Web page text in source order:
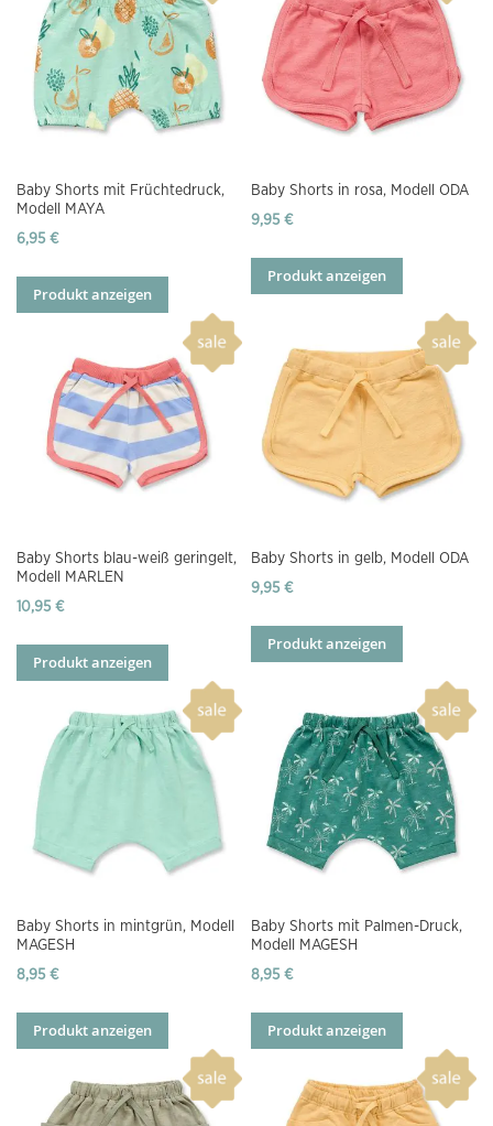
Baby Shorts mit Früchtedruck,
Modell MAYA
6,95 €
Produkt anzeigen
Baby Shorts in rosa, Modell ODA
9,95 €
Produkt anzeigen
Baby Shorts blau-weiß geringelt,
Modell MARLEN
10,95 €
Produkt anzeigen
Baby Shorts in gelb, Modell ODA
9,95 €
Produkt anzeigen
Baby Shorts in mintgrün, Modell
MAGESH
8,95 €
Produkt anzeigen
Baby Shorts mit Palmen-Druck,
Modell MAGESH
8,95 €
Produkt anzeigen